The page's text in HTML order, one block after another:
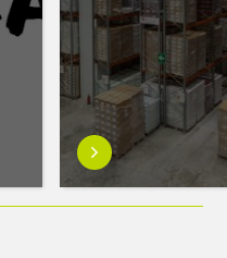
Saber
más